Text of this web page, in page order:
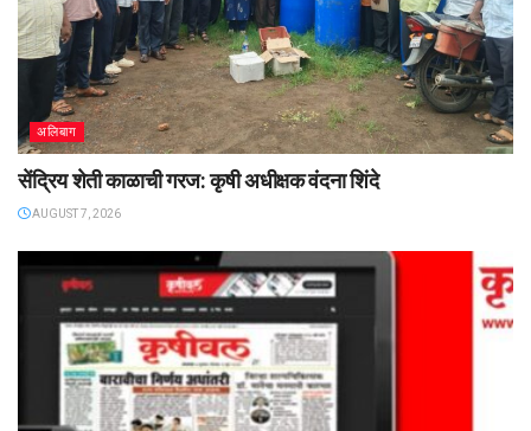
अलिबाग
सेंद्रिय शेती काळाची गरज: कृषी अधीक्षक वंदना शिंदे
AUGUST 7, 2026